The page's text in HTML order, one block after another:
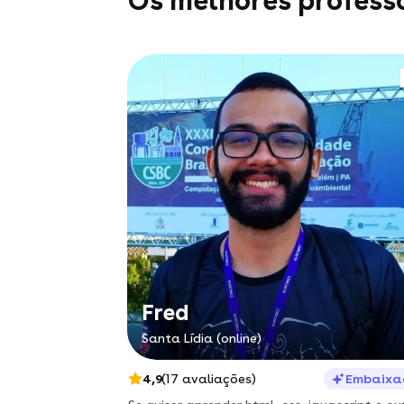
Fred
Santa Lídia (online)
4,9(17 avaliações)